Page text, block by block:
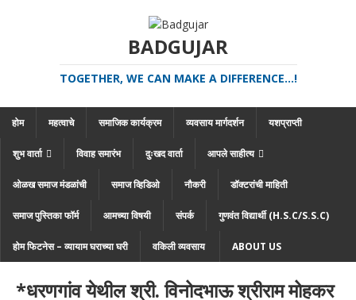
BADGUJAR
TOGETHER, WE CAN MAKE A DIFFERENCE...!
होम महत्वाचे समाजिक कार्यक्रम व्यवसाय मार्गदर्शन यशप्राप्ती
शुभ वार्ता विवाह समारंभ दुःखद वार्ता आपले साहीत्य
ओळख समाज मंडळांची समाज व्हिडिओ नौकरी डॉक्टरांची माहिती
समाज पुस्तिका फॉर्म आमच्या विषयी संपर्क गुणवंत विद्यार्थी (H.S.C/S.S.C)
होम फिटनेस – व्यायाम घराच्या घरी वकिली व्यवसाय ABOUT US
*धरणगांव येथील श्री. विनोदभाऊ श्रीराम मोहकर